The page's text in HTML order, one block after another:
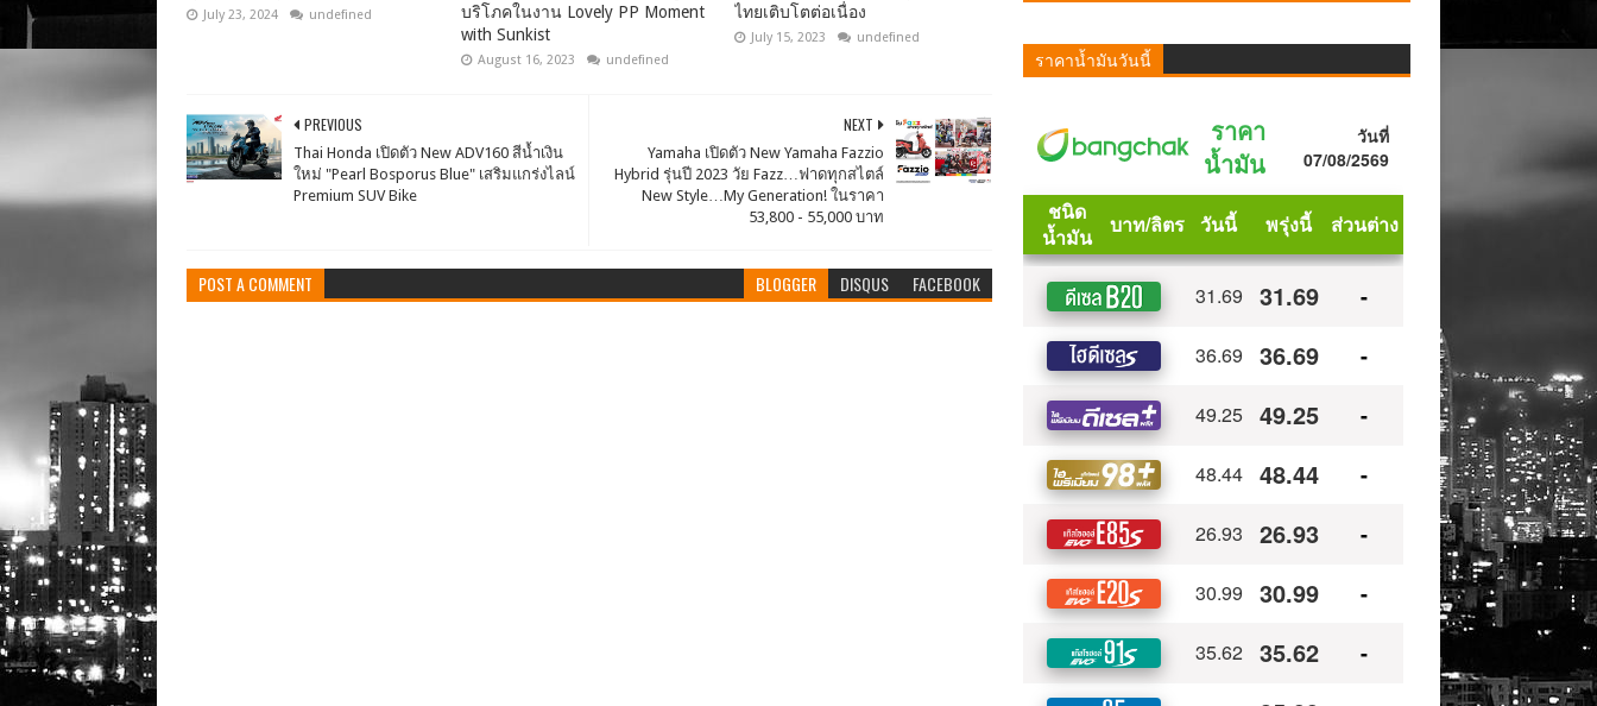
July 23, 2024 undefined
บริโภคในงาน Lovely PP Moment
with Sunkist
August 16, 2023 undefined
ไทยเติบโตต่อเนื่อง
July 15, 2023 undefined
NEXT
Yamaha เปิดตัว New Yamaha Fazzio
Hybrid รุ่นปี 2023 วัย Fazz…ฟาดทุกสไตล์
New Style…My Generation! ในราคา
53,800 - 55,000 บาท
PREVIOUS
Thai Honda เปิดตัว New ADV160 สีน้ำเงิน
ใหม่ "Pearl Bosporus Blue" เสริมแกร่งไลน์
Premium SUV Bike
POST A COMMENT BLOGGER DISQUS FACEBOOK
ราคาน้ำมันวันนี้